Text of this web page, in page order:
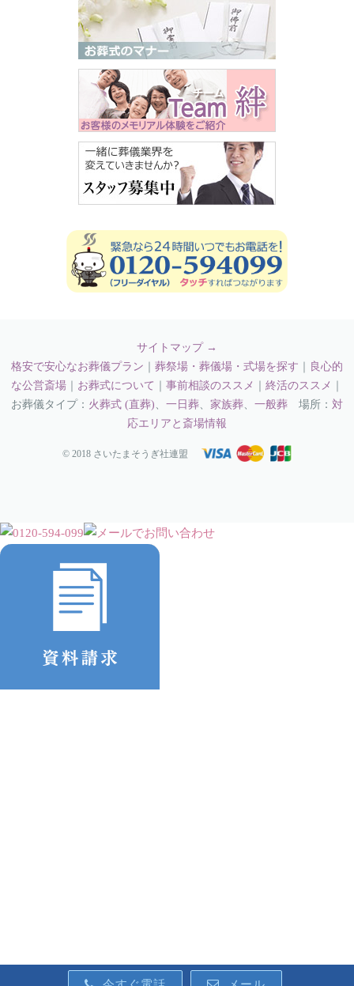
サイトマップ →
格安で安心なお葬儀プラン
葬祭場・葬儀場・式場を探す
良心的
な公営斎場
お葬式について 事前相談のススメ 終活のススメ
お葬儀タイプ： 火葬式 (直葬) 一日葬 家族葬 一般葬 場所： 対
応エリアと斎場情報
© 2018 さいたまそうぎ社連盟